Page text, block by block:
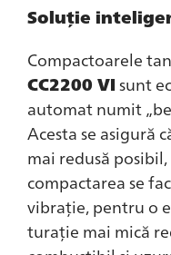
Soluție
Compactoarele
CC2200 VIsunt
automat numit
Acesta se asigură
mai redusă
compactarea se
vibrație, pentru o
turație mai mică